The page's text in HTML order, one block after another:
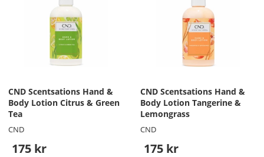
CND Scentsations Hand &
Body Lotion Citrus & Green
Tea
CND
175 kr
CND Scentsations Hand &
Body Lotion Tangerine &
Lemongrass
CND
175 kr